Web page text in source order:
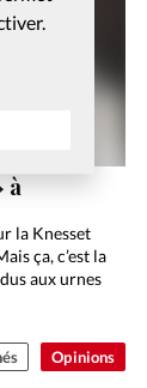
Opinions
à
la Knesset
ça, c’est la
aux urnes